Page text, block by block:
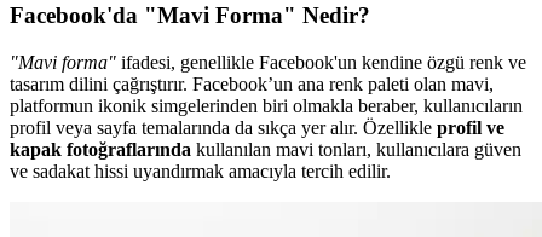
Facebook'da "Mavi Forma" Nedir?
"Mavi forma" ifadesi, genellikle Facebook'un kendine özgü renk ve
tasarım dilini çağrıştırır. Facebook’un ana renk paleti olan mavi,
platformun ikonik simgelerinden biri olmakla beraber, kullanıcıların
profil veya sayfa temalarında da sıkça yer alır. Özellikle profil ve
kapak fotoğraflarında kullanılan mavi tonları, kullanıcılara güven
ve sadakat hissi uyandırmak amacıyla tercih edilir.